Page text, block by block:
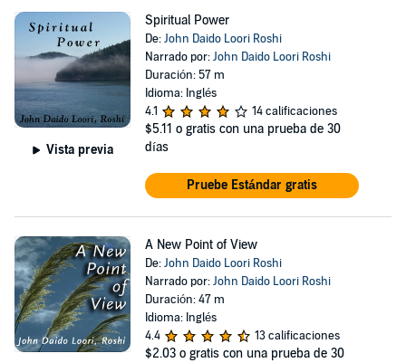
Vista previa
Spiritual Power
De:John Daido Loori Roshi
Narrado por:John Daido Loori Roshi
Duración: 57 m
Idioma: Inglés
4.1
14 calificaciones
$5.11 o gratis con una prueba de 30
días
Pruebe Estándar gratis
A New Point of View
De:John Daido Loori Roshi
Narrado por:John Daido Loori Roshi
Duración: 47 m
Idioma: Inglés
4.4
13 calificaciones
$2.03 o gratis con una prueba de 30